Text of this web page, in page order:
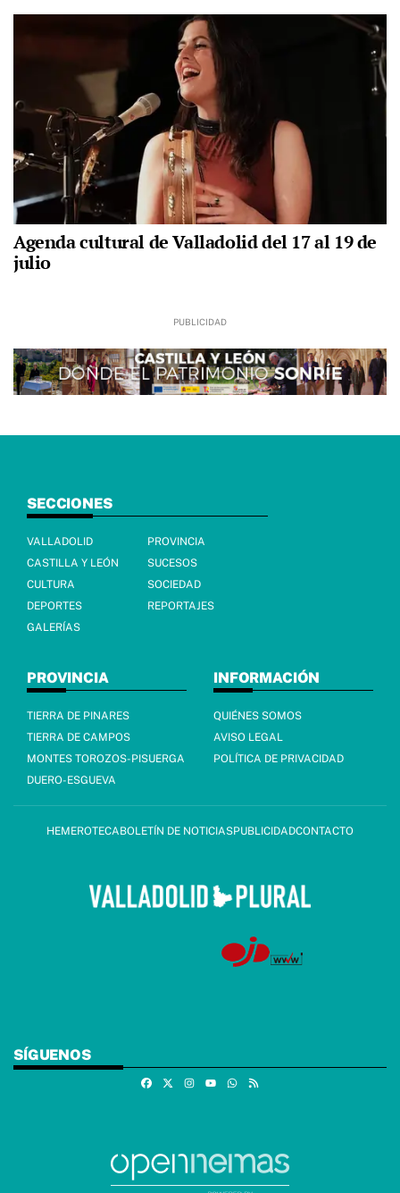
Agenda cultural de Valladolid del 17 al 19 de
julio
SECCIONES
VALLADOLID
PROVINCIA
CASTILLA Y LEÓN
SUCESOS
CULTURA
SOCIEDAD
DEPORTES
REPORTAJES
GALERÍAS
PROVINCIA
TIERRA DE PINARES
TIERRA DE CAMPOS
MONTES TOROZOS-PISUERGA
DUERO-ESGUEVA
INFORMACIÓN
QUIÉNES SOMOS
AVISO LEGAL
POLÍTICA DE PRIVACIDAD
HEMEROTECABOLETÍN DE NOTICIASPUBLICIDADCONTACTO
SÍGUENOS
FacebookInstagramWhatsapp